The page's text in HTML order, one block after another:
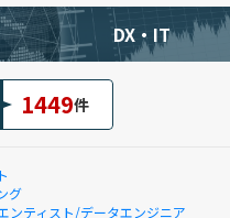
DX・IT
1449件
グ
ンティスト/データエンジニア